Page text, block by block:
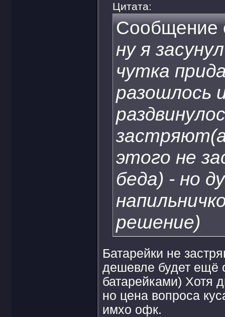
Цитата:
Сообщение
ну я
чутка
разошлось
этого не
беда) - но
решение)
Батарейки не
дешевле будет ещё
батарейками) Хотя
но цена вопроса
имхо офк.